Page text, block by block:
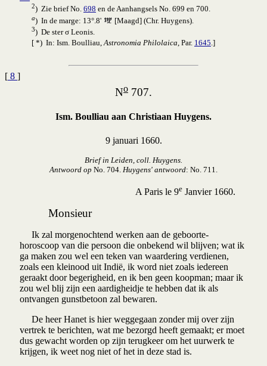
2) Zie brief No. 698 en de Aanhangsels No. 699 en 700.
a) In de marge: 13°.8' [Maagd] (Chr. Huygens).
3) De ster σ Leonis.
[ *) In: Ism. Boulliau,Astronomia Philolaica, Par. 1645.]
[ 8 ]
No 707.
Ism. Boulliau aan Christiaan Huygens.
9 januari 1660.
Brief in Leiden, coll. Huygens.
Antwoord op No. 704. Huygens' antwoord: No. 711.
A Paris le 9e Janvier 1660.
Monsieur
Ik zal morgenochtend werken aan de geboorte-
horoscoop van die persoon die onbekend wil blijven; wat ik
ga maken zou wel een teken van waardering verdienen,
zoals een kleinood uit Indië, ik word niet zoals iedereen
geraakt door begerigheid, en ik ben geen koopman; maar ik
zou wel blij zijn een aardigheidje te hebben dat ik als
ontvangen gunstbetoon zal bewaren.
De heer Hanet is hier weggegaan zonder mij over zijn
vertrek te berichten, wat me bezorgd heeft gemaakt; er moet
dus gewacht worden op zijn terugkeer om het uurwerk te
krijgen, ik weet nog niet of het in deze stad is.